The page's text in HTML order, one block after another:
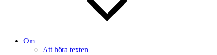
Om
Att höra texten